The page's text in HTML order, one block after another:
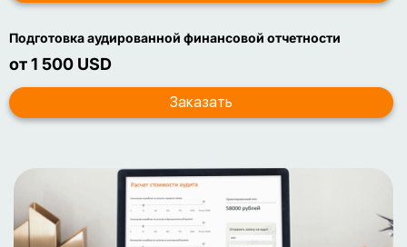
Подготовка аудированной финансовой отчетности
от 1 500 USD